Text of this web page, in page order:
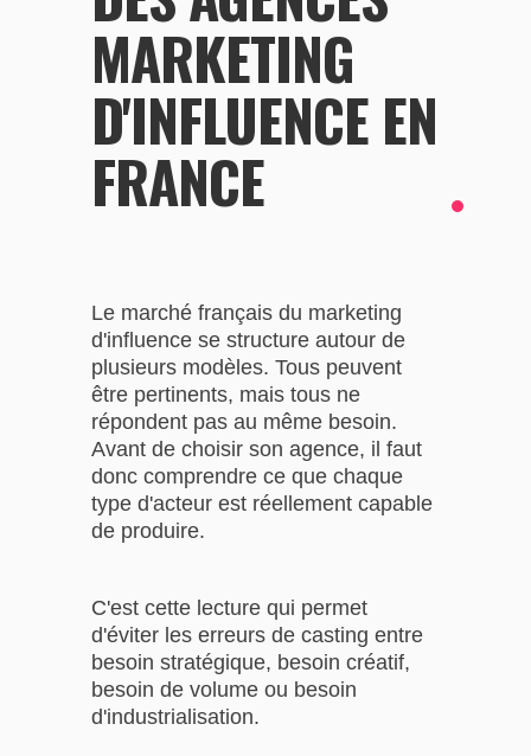
MARKETING
D'INFLUENCE EN
FRANCE
Le marché français du marketing
d'influence se structure autour de
plusieurs modèles. Tous peuvent
être pertinents, mais tous ne
répondent pas au même besoin.
Avant de choisir son agence, il faut
donc comprendre ce que chaque
type d'acteur est réellement capable
de produire.
C'est cette lecture qui permet
d'éviter les erreurs de casting entre
besoin stratégique, besoin créatif,
besoin de volume ou besoin
d'industrialisation.